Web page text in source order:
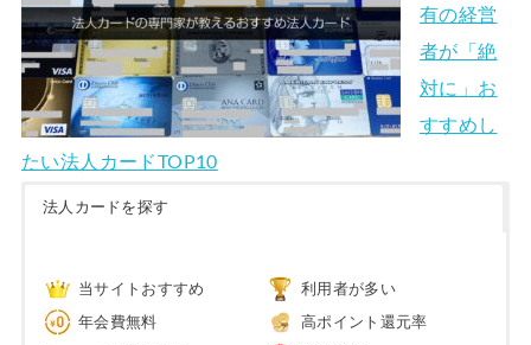
有の経営
者が「絶
対に」お
すすめし
たい法人カードTOP10
法人カードを探す
当サイトおすすめ 利用者が多い
年会費無料 高ポイント還元率